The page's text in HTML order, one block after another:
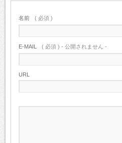
名前 ( 必須 )
E-MAIL ( 必須 ) - 公開されません -
URL